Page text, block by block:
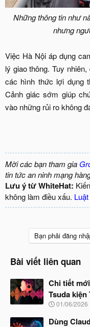
Những thông tin như
nhưng
Việc Hà Nội áp dụng
lý giao thông. Tuy
các hình thức lợi dụng
Cảnh giác sớm giúp
vào những rủi ro không
Mời các bạn tham gia
tin tức an ninh mạng
Lưu ý từ WhiteHat:
không làm điều xấu.
Bạn phải đăng
Bài viết liên quan
Chi tiết
Tsuda
N
à
01/06/2026
Dùng